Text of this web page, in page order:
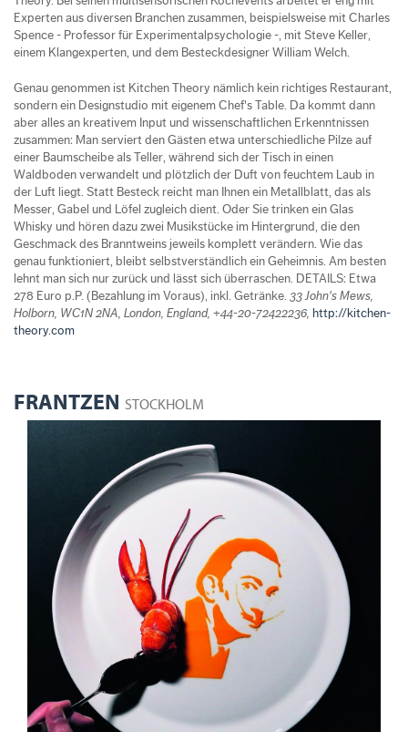
Experten aus diversen Branchen zusammen, beispielsweise mit Charles
Spence - Professor für Experimentalpsychologie -, mit Steve Keller,
einem Klangexperten, und dem Besteckdesigner William Welch.
Genau genommen ist Kitchen Theory nämlich kein richtiges Restaurant,
sondern ein Designstudio mit eigenem Chef's Table. Da kommt dann
aber alles an kreativem Input und wissenschaftlichen Erkenntnissen
zusammen: Man serviert den Gästen etwa unterschiedliche Pilze auf
einer Baumscheibe als Teller, während sich der Tisch in einen
Waldboden verwandelt und plötzlich der Duft von feuchtem Laub in
der Luft liegt. Statt Besteck reicht man Ihnen ein Metallblatt, das als
Messer, Gabel und Löfel zugleich dient. Oder Sie trinken ein Glas
Whisky und hören dazu zwei Musikstücke im Hintergrund, die den
Geschmack des Branntweins jeweils komplett verändern. Wie das
genau funktioniert, bleibt selbstverständlich ein Geheimnis. Am besten
lehnt man sich nur zurück und lässt sich überraschen. DETAILS: Etwa
278 Euro p.P. (Bezahlung im Voraus), inkl. Getränke. 33 John's Mews,
Holborn, WC1N 2NA, London, England, +44-20-72422236, http://kitchen-
theory.com
FRANTZEN STOCKHOLM